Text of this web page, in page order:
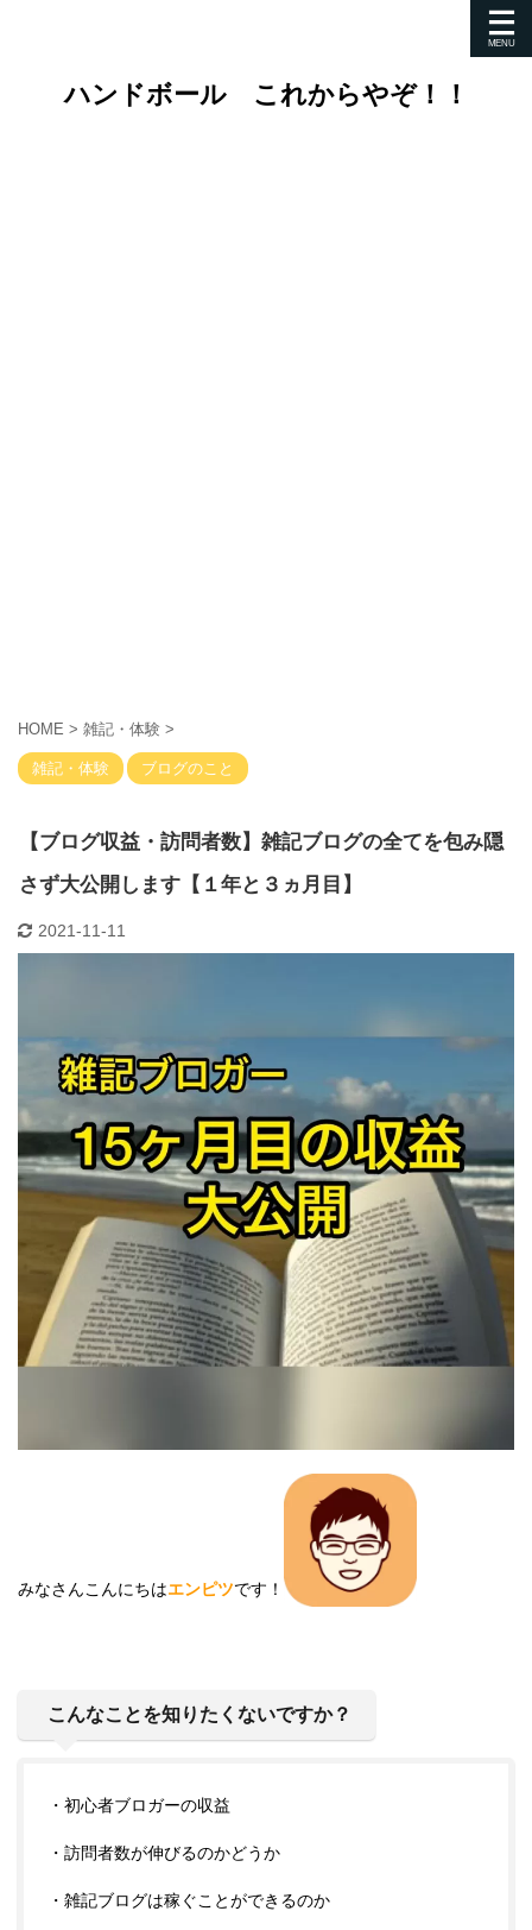
ハンドボール これからやぞ！！
HOME > 雑記・体験 >
雑記・体験 ブログのこと
【ブログ収益・訪問者数】雑記ブログの全てを包み隠
さず大公開します【１年と３ヵ月目】
2021-11-11
みなさんこんにちはエンピツです！
こんなことを知りたくないですか？
・初心者ブロガーの収益
・訪問者数が伸びるのかどうか
・雑記ブログは稼ぐことができるのか